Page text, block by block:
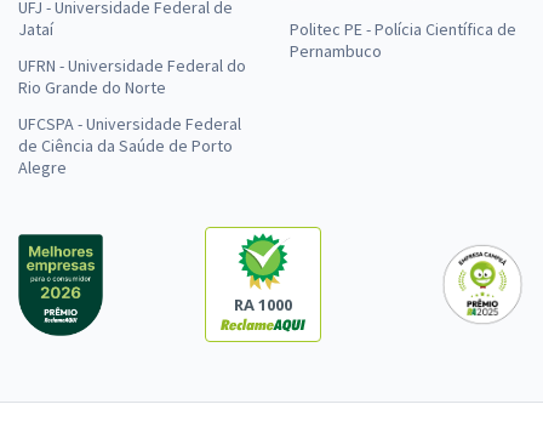
UFJ - Universidade Federal de
Jataí
UFRN - Universidade Federal do
Rio Grande do Norte
UFCSPA - Universidade Federal
de Ciência da Saúde de Porto
Alegre
Politec PE - Polícia Científica de
Pernambuco
RA 1000